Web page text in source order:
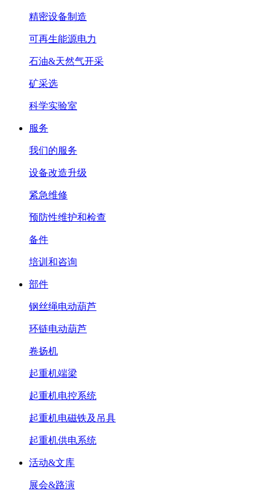
精密设备制造
可再生能源电力
石油&天然气开采
矿采选
科学实验室
服务
我们的服务
设备改造升级
紧急维修
预防性维护和检查
备件
培训和咨询
部件
钢丝绳电动葫芦
环链电动葫芦
卷扬机
起重机端梁
起重机电控系统
起重机电磁铁及吊具
起重机供电系统
活动&文库
展会&路演